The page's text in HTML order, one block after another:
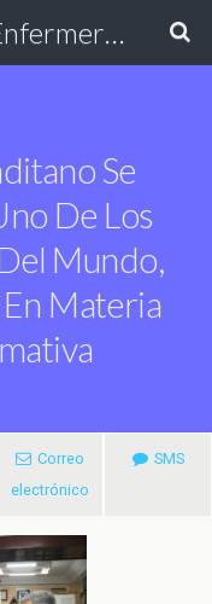
Excmo. Colegio de Enfermería de Cádiz
Se
De Los
Mundo,
Materia
Correo
electrónico
SMS